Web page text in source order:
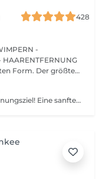
428
-
HAARENTFERNUNG
Form. Der größte
Entsperren Sie Ihr ultimatives Entspannungsziel! Eine sanfte, sanfte Behandlung, die muskuläre Spannungen lindert, die Durchblutung erhöht und ein allgemeines Gefühl der Entspannung fördert. Vorteile einer entspannenden Massage: - verbessert den Schlaf - reduziert Stress - löst Muskelverspannungen Wie wird eine entspannende Massage durchgeführt? - Kopf und Nacken werden massiert - Schultern und Rücken werden massiert - Hände und Arme werden massiert - Füße und Beine werden massiert - Bauch wird massiert Altersbeschränkungen: es gibt keine Altersbeschränkungen für dieses Verfahren. Empfehlungen nach dem Verfahren: treiben Sie 2-3 Stunden nach dem Eingriff keinen Sport und machen Sie keine scharfen Bewegungen. Häufigkeit: 1-2 Mal pro Woche, insgesamt 10 Mal. Wiederholen Sie dies alle 3-6 Monate.